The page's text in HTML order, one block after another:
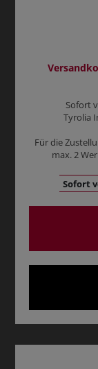
Sofort
Tyrolia
Für die
max. 2
Sofort